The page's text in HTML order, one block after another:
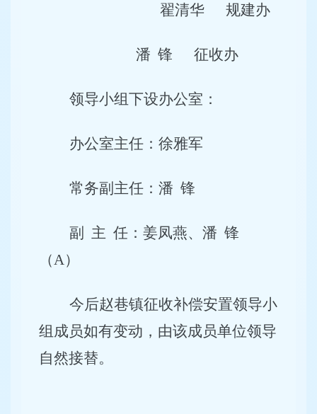
翟清华 规建办
潘 锋 征收办
领导小组下设办公室：
办公室主任：徐雅军
常务副主任：潘 锋
副 主 任：姜凤燕、潘 锋
（A）
今后赵巷镇征收补偿安置领导小
组成员如有变动，由该成员单位领导
自然接替。